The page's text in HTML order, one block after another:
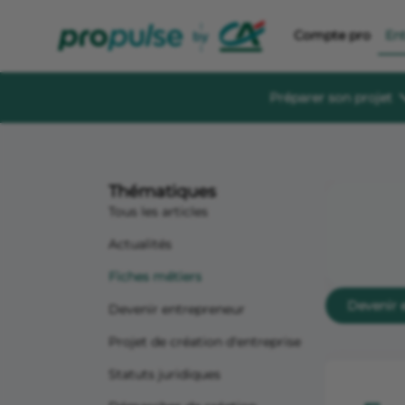
Compte pro
Préparer son projet
Le Crédit
Événements,
création
Forum de
Un espace
s'informer,
Thématiques
Tous les articles
Actualités
Fiches métiers
Devenir entrepreneur
Projet de création d'entreprise
Statuts juridiques